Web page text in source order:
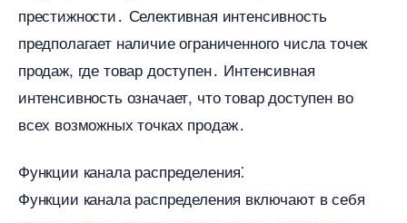
престижности․ Селективная интенсивность
предполагает наличие ограниченного числа точек
продаж, где товар доступен․ Интенсивная
интенсивность означает, что товар доступен во
сех возможных точках продаж․
Функции канала распределения⁚
Функции канала распределения включают в себя